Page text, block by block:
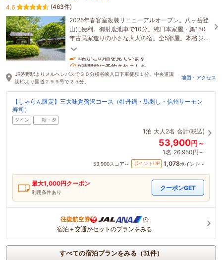
4.6
(463件)
2025年春客室改装リニューアルオープン。八ヶ岳登
山に便利。御射鹿池車で10分。純日本家屋・築150
年古民家造りの小さな大人の宿。全5部屋。本格ジビ
エの牡丹鍋、岩魚料理は絶品。貸切り無料温泉。
1名がこの宿を見ています
9時間前に予約されました
JR茅野駅よりメルヘンバスで３０分横谷峡入口下車徒歩１分。中央道諏
訪ICより国道２９９号で２５分。
地図・アクセス
【じゃらん限定】三大味覚贅沢コース（牡丹鍋・馬刺し・信州サーモン
寿司）
ツイン 朝・夕
1泊 大人2名 合計(税込)
53,900円～
1名 26,950円～
53,900スコア～ ポイントUP 1,078ポイント～
最大1,000円クーポン
利用条件あり
クーポンGET
往復航空券
の
宿泊＋交通がセットのプランをみる
すべての宿泊プランをみる（31件）